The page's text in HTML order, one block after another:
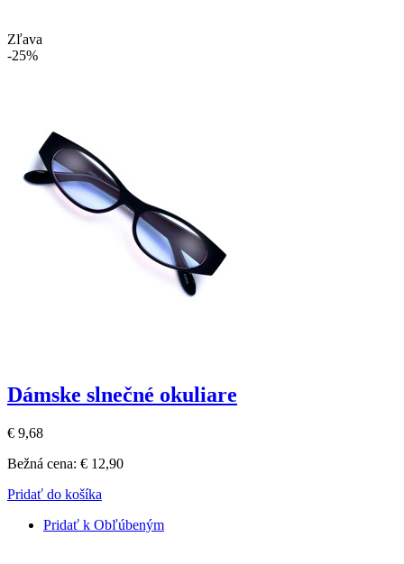
Zľava
-25%
Dámske slnečné okuliare
€ 9,68
Bežná cena: € 12,90
Pridať do košíka
Pridať k Obľúbeným